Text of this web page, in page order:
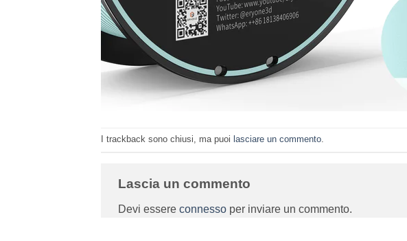
I trackback sono chiusi, ma puoi lasciare un commento
Lascia un commento
Devi essere connesso per inviare un commento.